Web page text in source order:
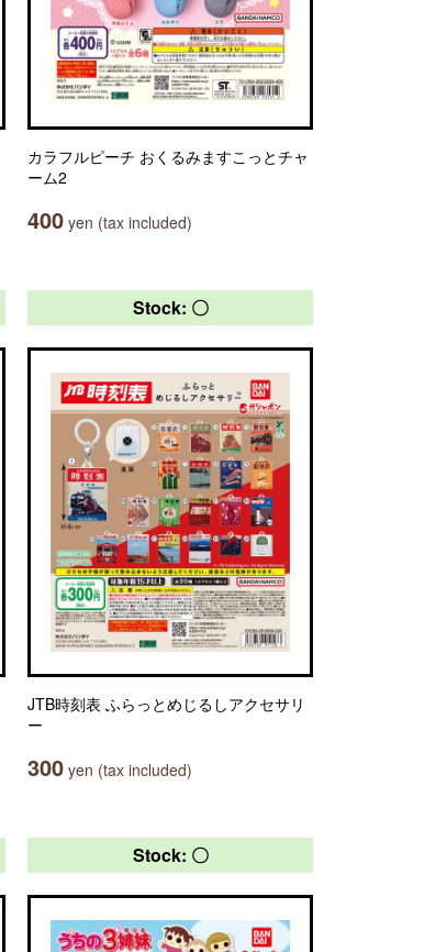
カラフルピーチ おくるみますこっとチャ
ーム2
400 yen (tax included)
Stock: 〇
JTB時刻表 ふらっとめじるしアクセサリ
ー
300 yen (tax included)
Stock: 〇